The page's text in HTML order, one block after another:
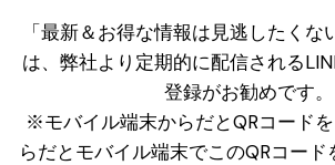
「最新＆お得な情報は見逃したくな
は、弊社より定期的に配信される
登録がお勧めです。
※モバイル端末からだとQRコード
らだとモバイル端末でこのQRコー